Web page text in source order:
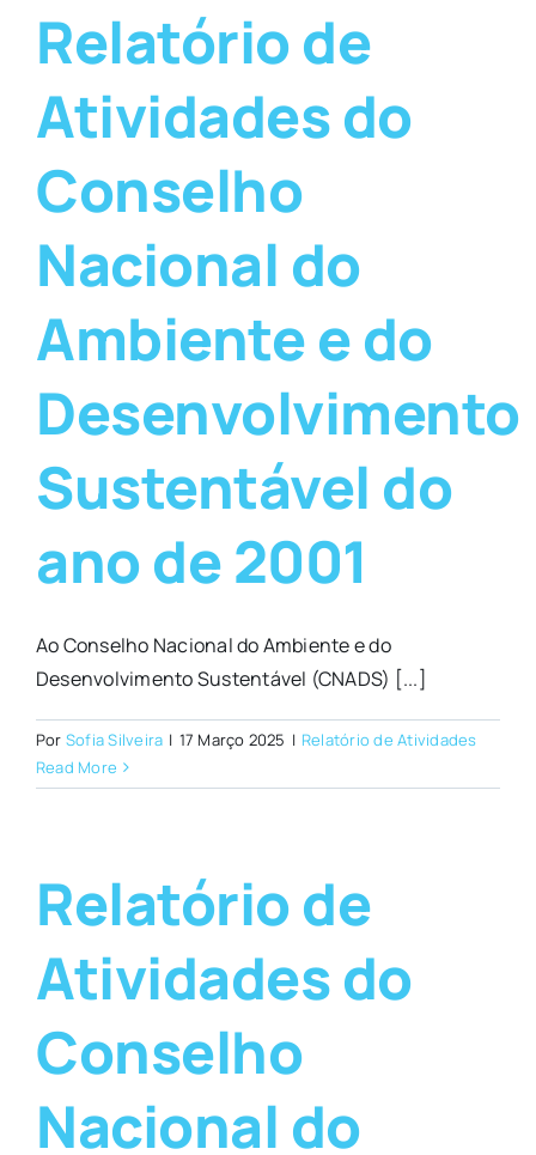
Relatório de
Atividades do
Conselho
Nacional do
Ambiente e do
Desenvolvimento
Sustentável do
ano de 2001
Ao Conselho Nacional do Ambiente e do
Desenvolvimento Sustentável (CNADS) [...]
Por Sofia Silveira | 17 Março 2025 | Relatório de Atividades
Read More
Relatório de
Atividades do
Conselho
Nacional do